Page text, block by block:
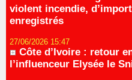
violent incendie,
enregistrés
27/06/2026 15:47
Côte d’Ivoire : retour
l’influenceur Elysée le